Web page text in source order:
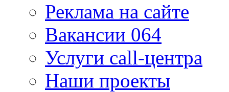
Реклама на сайте
Вакансии 064
Услуги call-центра
Наши проекты